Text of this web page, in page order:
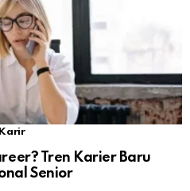
Karir
Tren Karier Baru
Senior